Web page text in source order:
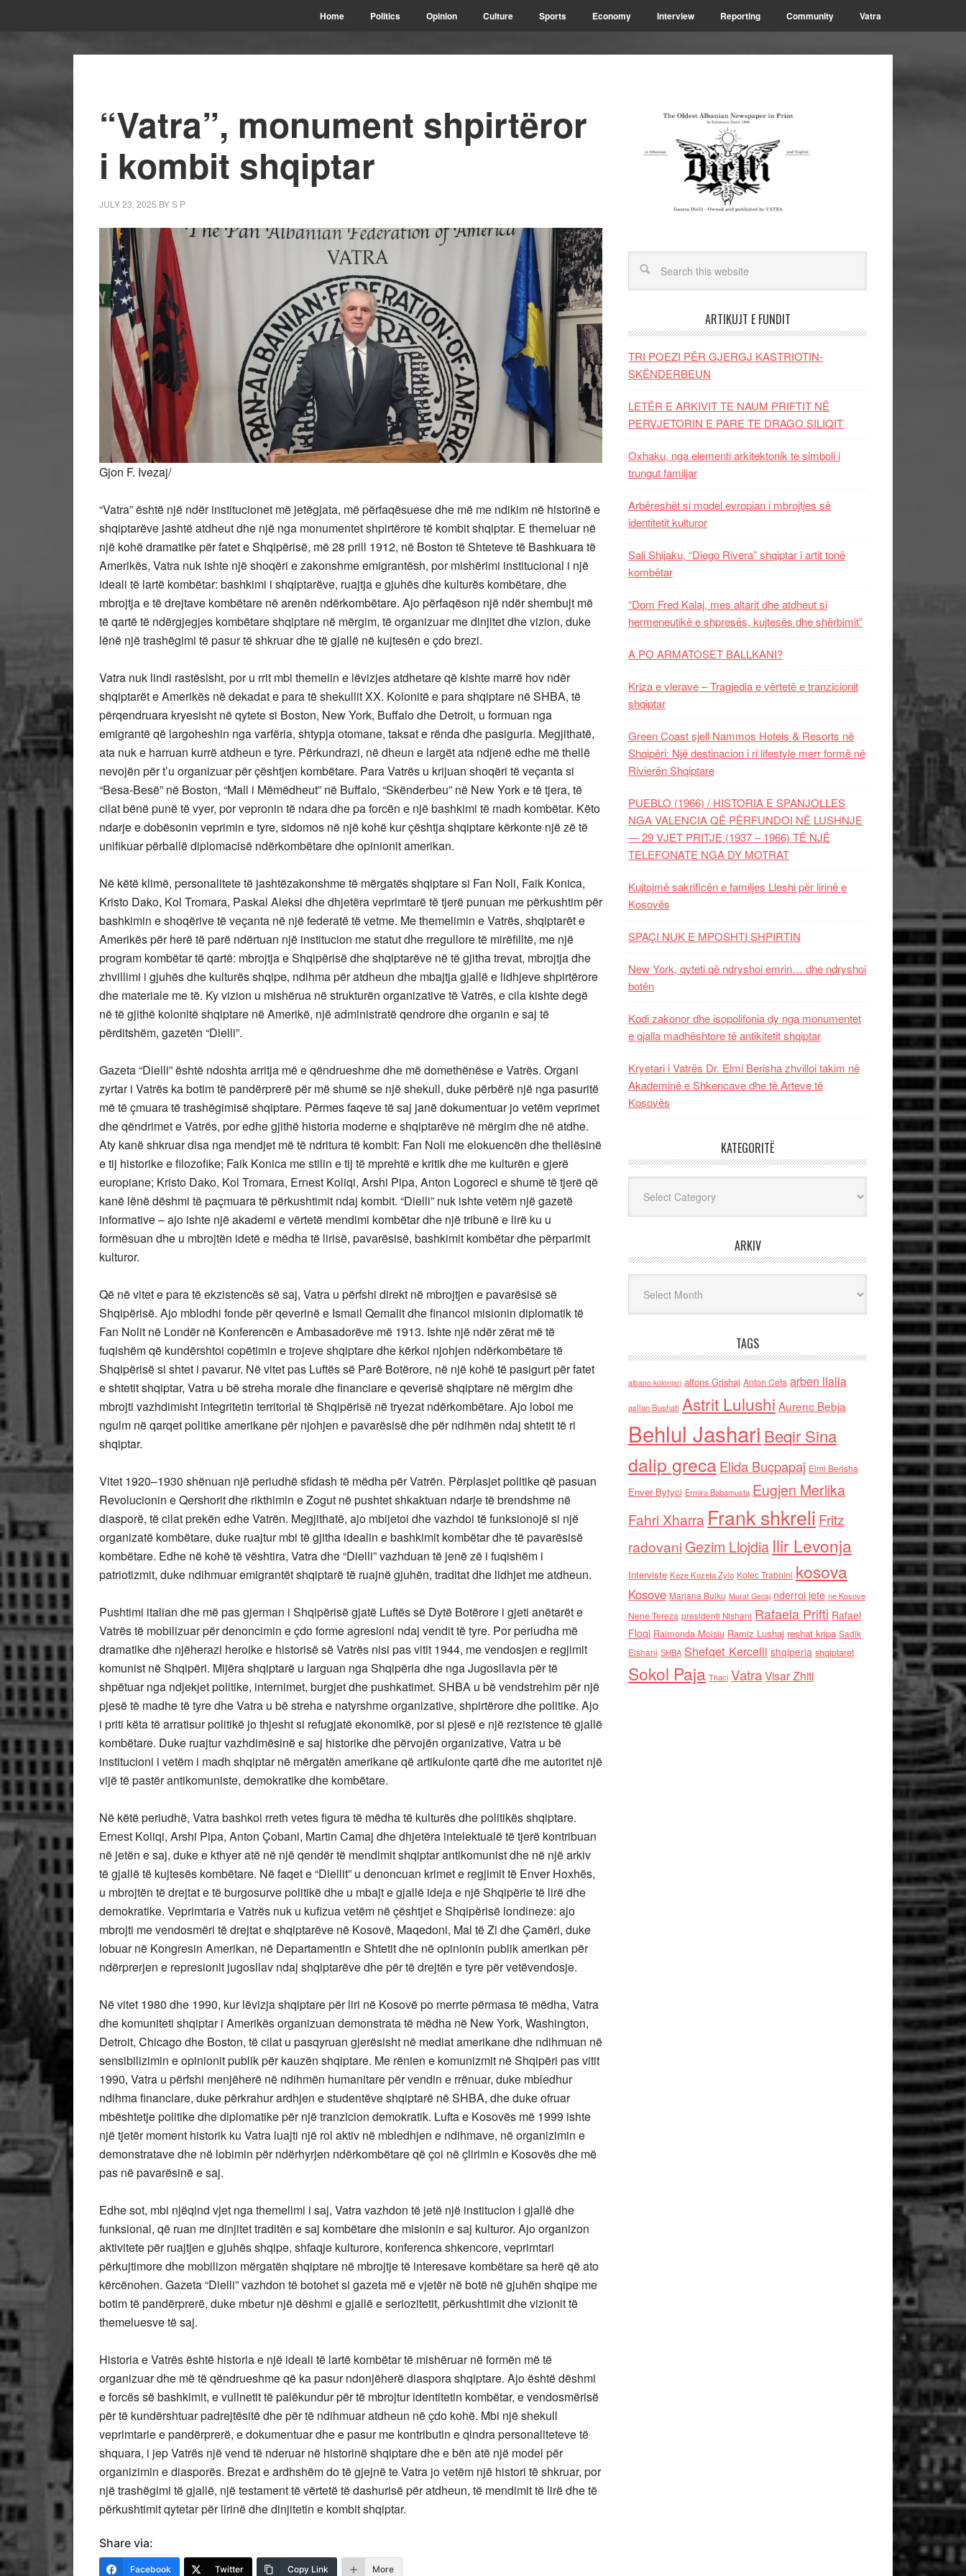
Home Politics Opinion Culture Sports Economy Interview Reporting Community Vatra
“Vatra”, monument shpirtëror
i kombit shqiptar
JULY 23, 2025 BYS P
Gjon F. Ivezaj/
“Vatra” është një ndër institucionet më jetëgjata, më përfaqësuese dhe më me ndikim në historinë e
shqiptarëve jashtë atdheut dhe një nga monumentet shpirtërore të kombit shqiptar. E themeluar në
një kohë dramatike për fatet e Shqipërisë, më 28 prill 1912, në Boston të Shteteve të Bashkuara të
Amerikës, Vatra nuk ishte një shoqëri e zakonshme emigrantësh, por mishërimi institucional i një
ideali të lartë kombëtar: bashkimi i shqiptarëve, ruajtja e gjuhës dhe kulturës kombëtare, dhe
mbrojtja e të drejtave kombëtare në arenën ndërkombëtare. Ajo përfaqëson një ndër shembujt më
të qartë të ndërgjegjes kombëtare shqiptare në mërgim, të organizuar me dinjitet dhe vizion, duke
lënë një trashëgimi të pasur të shkruar dhe të gjallë në kujtesën e çdo brezi.
Vatra nuk lindi rastësisht, por u rrit mbi themelin e lëvizjes atdhetare që kishte marrë hov ndër
shqiptarët e Amerikës në dekadat e para të shekullit XX. Kolonitë e para shqiptare në SHBA, të
përqendruara kryesisht në qytete si Boston, New York, Buffalo dhe Detroit, u formuan nga
emigrantë që largoheshin nga varfëria, shtypja otomane, taksat e rënda dhe pasiguria. Megjithatë,
ata nuk e harruan kurrë atdheun e tyre. Përkundrazi, në dheun e largët ata ndjenë edhe më thellë
nevojën për t’u organizuar për çështjen kombëtare. Para Vatrës u krijuan shoqëri të veçanta si
“Besa-Besë” në Boston, “Mall i Mëmëdheut” në Buffalo, “Skënderbeu” në New York e të tjera, të
cilat bënë punë të vyer, por vepronin të ndara dhe pa forcën e një bashkimi të madh kombëtar. Këto
ndarje e dobësonin veprimin e tyre, sidomos në një kohë kur çështja shqiptare kërkonte një zë të
unifikuar përballë diplomacisë ndërkombëtare dhe opinionit amerikan.
Në këtë klimë, personalitete të jashtëzakonshme të mërgatës shqiptare si Fan Noli, Faik Konica,
Kristo Dako, Kol Tromara, Paskal Aleksi dhe dhjetëra veprimtarë të tjerë punuan me përkushtim për
bashkimin e shoqërive të veçanta në një federatë të vetme. Me themelimin e Vatrës, shqiptarët e
Amerikës për herë të parë ndërtuan një institucion me statut dhe rregullore të mirëfilltë, me një
program kombëtar të qartë: mbrojtja e Shqipërisë dhe shqiptarëve në të gjitha trevat, mbrojtja dhe
zhvillimi i gjuhës dhe kulturës shqipe, ndihma për atdheun dhe mbajtja gjallë e lidhjeve shpirtërore
dhe materiale me të. Ky vizion u mishërua në strukturën organizative të Vatrës, e cila kishte degë
në të gjithë kolonitë shqiptare në Amerikë, një administratë qendrore dhe organin e saj të
përditshëm, gazetën “Dielli”.
Gazeta “Dielli” është ndoshta arritja më e qëndrueshme dhe më domethënëse e Vatrës. Organi
zyrtar i Vatrës ka botim të pandërprerë për më shumë se një shekull, duke përbërë një nga pasuritë
më të çmuara të trashëgimisë shqiptare. Përmes faqeve të saj janë dokumentuar jo vetëm veprimet
dhe qëndrimet e Vatrës, por edhe gjithë historia moderne e shqiptarëve në mërgim dhe në atdhe.
Aty kanë shkruar disa nga mendjet më të ndritura të kombit: Fan Noli me elokuencën dhe thellësinë
e tij historike e filozofike; Faik Konica me stilin e tij të mprehtë e kritik dhe me kulturën e gjerë
europiane; Kristo Dako, Kol Tromara, Ernest Koliqi, Arshi Pipa, Anton Logoreci e shumë të tjerë që
kanë lënë dëshmi të paçmuara të përkushtimit ndaj kombit. “Dielli” nuk ishte vetëm një gazetë
informative – ajo ishte një akademi e vërtetë mendimi kombëtar dhe një tribunë e lirë ku u
formësuan dhe u mbrojtën idetë e mëdha të lirisë, pavarësisë, bashkimit kombëtar dhe përparimit
kulturor.
Që në vitet e para të ekzistencës së saj, Vatra u përfshi direkt në mbrojtjen e pavarësisë së
Shqipërisë. Ajo mblodhi fonde për qeverinë e Ismail Qemalit dhe financoi misionin diplomatik të
Fan Nolit në Londër në Konferencën e Ambasadorëve më 1913. Ishte një ndër zërat më të
fuqishëm që kundërshtoi copëtimin e trojeve shqiptare dhe kërkoi njohjen ndërkombëtare të
Shqipërisë si shtet i pavarur. Në vitet pas Luftës së Parë Botërore, në një kohë të pasigurt për fatet
e shtetit shqiptar, Vatra u bë streha morale dhe financiare e qeverisë shqiptare në mërgim dhe
mbrojti vazhdimisht integritetin territorial të Shqipërisë në tryezat ndërkombëtare. Ajo loboi me
ngulm në qarqet politike amerikane për njohjen e pavarësisë dhe për ndihmën ndaj shtetit të ri
shqiptar.
Vitet 1920–1930 shënuan një periudhë sfidash të mëdha për Vatrën. Përplasjet politike që pasuan
Revolucionin e Qershorit dhe rikthimin e Zogut në pushtet shkaktuan ndarje të brendshme në
diasporë, të cilat prekën edhe Vatrën. Megjithatë, ajo mbijetoi dhe vazhdoi të funksionojë si një
organizatë kombëtare, duke ruajtur mbi të gjitha idealin e bashkimit kombëtar dhe të pavarësisë
kombëtare. Edhe në kohë të vështira, Vatra dhe “Dielli” vazhduan të jenë zë i fuqishëm i
patriotizmit, duke ndihmuar emigrantët shqiptarë të ruajnë gjuhën, traditat dhe lidhjet me atdheun.
Pushtimi italian dhe më pas gjerman i Shqipërisë gjatë Luftës së Dytë Botërore i gjeti anëtarët e
Vatrës të mobilizuar për denoncimin e çdo forme agresioni ndaj vendit të tyre. Por periudha më
dramatike dhe njëherazi heroike e historisë së Vatrës nisi pas vitit 1944, me vendosjen e regjimit
komunist në Shqipëri. Mijëra shqiptarë u larguan nga Shqipëria dhe nga Jugosllavia për të
shpëtuar nga ndjekjet politike, internimet, burgjet dhe pushkatimet. SHBA u bë vendstrehim për një
pjesë të madhe të tyre dhe Vatra u bë streha e natyrshme organizative, shpirtërore dhe politike. Ajo
i priti këta të arratisur politikë jo thjesht si refugjatë ekonomikë, por si pjesë e një rezistence të gjallë
kombëtare. Duke ruajtur vazhdimësinë e saj historike dhe përvojën organizative, Vatra u bë
institucioni i vetëm i madh shqiptar në mërgatën amerikane që artikulonte qartë dhe me autoritet një
vijë të pastër antikomuniste, demokratike dhe kombëtare.
Në këtë periudhë, Vatra bashkoi rreth vetes figura të mëdha të kulturës dhe politikës shqiptare.
Ernest Koliqi, Arshi Pipa, Anton Çobani, Martin Camaj dhe dhjetëra intelektualë të tjerë kontribuan
në jetën e saj, duke e kthyer atë në një qendër të mendimit shqiptar antikomunist dhe në një arkiv
të gjallë të kujtesës kombëtare. Në faqet e “Diellit” u denoncuan krimet e regjimit të Enver Hoxhës,
u mbrojtën të drejtat e të burgosurve politikë dhe u mbajt e gjallë ideja e një Shqipërie të lirë dhe
demokratike. Veprimtaria e Vatrës nuk u kufizua vetëm në çështjet e Shqipërisë londineze: ajo
mbrojti me vendosmëri të drejtat e shqiptarëve në Kosovë, Maqedoni, Mal të Zi dhe Çamëri, duke
lobuar në Kongresin Amerikan, në Departamentin e Shtetit dhe në opinionin publik amerikan për
ndërprerjen e represionit jugosllav ndaj shqiptarëve dhe për të drejtën e tyre për vetëvendosje.
Në vitet 1980 dhe 1990, kur lëvizja shqiptare për liri në Kosovë po merrte përmasa të mëdha, Vatra
dhe komuniteti shqiptar i Amerikës organizuan demonstrata të mëdha në New York, Washington,
Detroit, Chicago dhe Boston, të cilat u pasqyruan gjerësisht në mediat amerikane dhe ndihmuan në
sensibilizimin e opinionit publik për kauzën shqiptare. Me rënien e komunizmit në Shqipëri pas vitit
1990, Vatra u përfshi menjëherë në ndihmën humanitare për vendin e rrënuar, duke mbledhur
ndihma financiare, duke përkrahur ardhjen e studentëve shqiptarë në SHBA, dhe duke ofruar
mbështetje politike dhe diplomatike për një tranzicion demokratik. Lufta e Kosovës më 1999 ishte
një tjetër moment historik ku Vatra luajti një rol aktiv në mbledhjen e ndihmave, në organizimin e
demonstratave dhe në lobimin për ndërhyrjen ndërkombëtare që çoi në çlirimin e Kosovës dhe më
pas në pavarësinë e saj.
Edhe sot, mbi njëqind vjet nga themelimi i saj, Vatra vazhdon të jetë një institucion i gjallë dhe
funksional, që ruan me dinjitet traditën e saj kombëtare dhe misionin e saj kulturor. Ajo organizon
aktivitete për ruajtjen e gjuhës shqipe, shfaqje kulturore, konferenca shkencore, veprimtari
përkujtimore dhe mobilizon mërgatën shqiptare në mbrojtje të interesave kombëtare sa herë që ato
kërcënohen. Gazeta “Dielli” vazhdon të botohet si gazeta më e vjetër në botë në gjuhën shqipe me
botim të pandërprerë, duke mbetur një dëshmi e gjallë e seriozitetit, përkushtimit dhe vizionit të
themeluesve të saj.
Historia e Vatrës është historia e një ideali të lartë kombëtar të mishëruar në formën më të
organizuar dhe më të qëndrueshme që ka pasur ndonjëherë diaspora shqiptare. Ajo është dëshmi
e forcës së bashkimit, e vullnetit të palëkundur për të mbrojtur identitetin kombëtar, e vendosmërisë
për të kundërshtuar padrejtësitë dhe për të ndihmuar atdheun në çdo kohë. Mbi një shekull
veprimtarie e pandërprerë, e dokumentuar dhe e pasur me kontributin e qindra personaliteteve të
shquara, i jep Vatrës një vend të nderuar në historinë shqiptare dhe e bën atë një model për
organizimin e diasporës. Brezat e ardhshëm do të gjejnë te Vatra jo vetëm një histori të shkruar, por
një trashëgimi të gjallë, një testament të vërtetë të dashurisë për atdheun, të mendimit të lirë dhe të
përkushtimit qytetar për lirinë dhe dinjitetin e kombit shqiptar.
Share via:
Facebook Twitter Copy Link More
ARTIKUJT E FUNDIT
TRI POEZI PËR GJERGJ KASTRIOTIN-
SKËNDERBEUN
LETËR E ARKIVIT TE NAUM PRIFTIT NË
PERVJETORIN E PARE TE DRAGO SILIQIT
Oxhaku, nga elementi arkitektonik te simboli i
trungut familjar
Arbëreshët si model evropian i mbrojtjes së
identitetit kulturor
Sali Shijaku, “Diego Rivera” shqiptar i artit tonë
kombëtar
“Dom Fred Kalaj, mes altarit dhe atdheut si
hermeneutikë e shpresës, kujtesës dhe shërbimit”
A PO ARMATOSET BALLKANI?
Kriza e vlerave – Tragjedia e vërtetë e tranzicionit
shqiptar
Green Coast sjell Nammos Hotels & Resorts në
Shqipëri: Një destinacion i ri lifestyle merr formë në
Rivierën Shqiptare
PUEBLO (1966) / HISTORIA E SPANJOLLES
NGA VALENCIA QË PËRFUNDOI NË LUSHNJE
— 29 VJET PRITJE (1937 – 1966) TË NJË
TELEFONATE NGA DY MOTRAT
Kujtojmë sakrificën e familjes Lleshi për lirinë e
Kosovës
SPAÇI NUK E MPOSHTI SHPIRTIN
New York, qyteti që ndryshoi emrin… dhe ndryshoi
botën
Kodi zakonor dhe isopolifonia dy nga monumentet
e gjalla madhështore të antikitetit shqiptar
Kryetari i Vatrës Dr. Elmi Berisha zhvilloi takim në
Akademinë e Shkencave dhe të Arteve të
Kosovës
KATEGORITË
ARKIV
TAGS
albano kolonjari alfons Grishaj Anton Cefa arben llalla
asllan Bushati Astrit Lulushi Aurenc Bebja
Behlul Jashari Beqir Sina
dalip grecaElida Buçpapaj Elmi Berisha
Enver Bytyci Ermira Babamusta Eugjen Merlika
Fahri Xharra Frank shkreli Fritz
radovaniGezim Llojdia Ilir Levonja
Interviste Keze Kozeta Zylo Kolec Traboini kosova
Kosove Marjana Bulku Murat Gecaj nderroi jete ne Kosove
Nene Tereza presidenti Nishani Rafaela Prifti Rafael
Floqi Raimonda Moisiu Ramiz Lushaj reshat kripa Sadik
Elshani SHBA Shefqet Kercelli shqiperia shqiptaret
Sokol Paja Thaci VatraVisar Zhiti